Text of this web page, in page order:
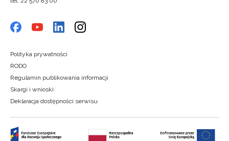
Polityka prywatności
RODO
Regulamin publikowania informacji
Skargi i wnioski
Deklaracja dostępności serwisu